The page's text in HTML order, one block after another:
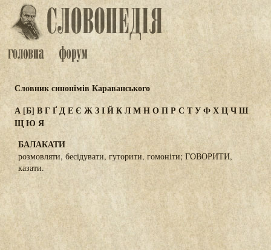
Словник синонімів Караванського
А[Б] ВГҐДЕЄ ЖЗІЙКЛМНОПР С ТУФХЦЧШ
ЩЮ Я
БАЛАКАТИ
розмовляти, бесідувати, гуторити, гомоніти; ГОВОРИТИ,
казати.